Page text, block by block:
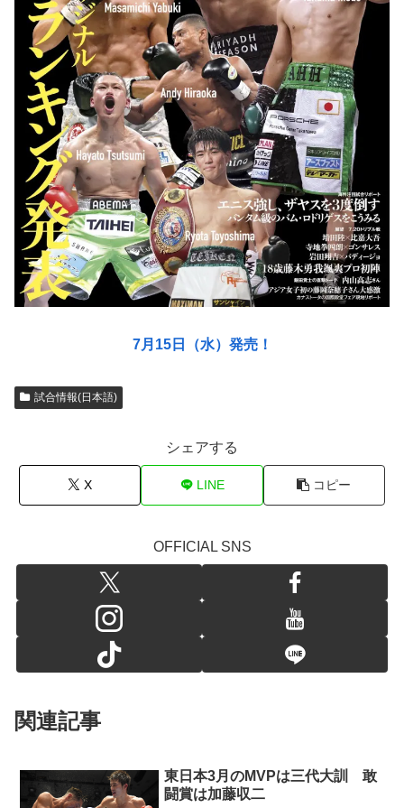
7月15日（水）発売！
試合情報(日本語)
シェアする
X LINE コピー
OFFICIAL SNS
関連記事
東日本3月のMVPは三代大訓 敢
闘賞は加藤収二